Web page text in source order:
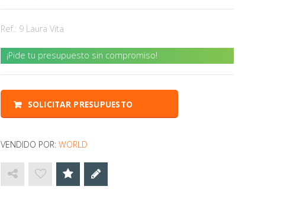
Ref.: 9 Laura Vita
¡Pide tu presupuesto sin compromiso!
SOLICITAR PRESUPUESTO
VENDIDO POR:WORLD